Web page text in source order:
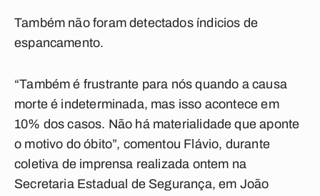
Também não foram detectados índicios de
espancamento.
“Também é frustrante para nós quando a causa
morte é indeterminada, mas isso acontece em
10% dos casos. Não há materialidade que aponte
o motivo do óbito”, comentou Flávio, durante
coletiva de imprensa realizada ontem na
Secretaria Estadual de Segurança, em João